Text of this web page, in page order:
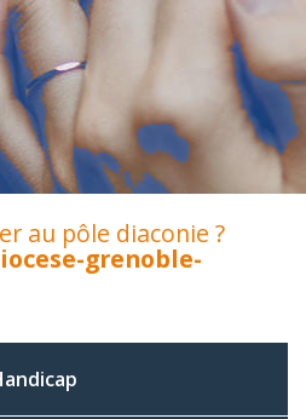
au pôle diaconie ?
grenoble-